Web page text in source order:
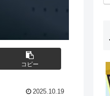
コピー
2025.10.19